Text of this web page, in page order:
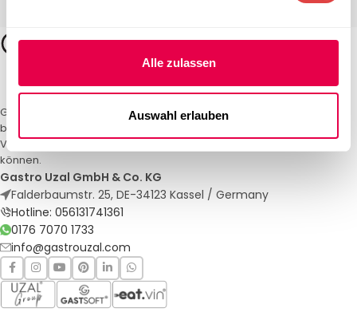
Alle zulassen
Auswahl erlauben
Gastro Uzal – Ihr Spezialist für Gastronomiemöbel und -textilien. Wir
bieten maßgeschneiderte Lösungen für Restaurants, Hotels und
Veranstaltungen. Qualität und Service, auf die Sie sich verlassen
können.
Gastro Uzal GmbH & Co. KG
Falderbaumstr. 25, DE-34123 Kassel / Germany
Hotline: 056131741361
0176 7070 1733
info@gastrouzal.com